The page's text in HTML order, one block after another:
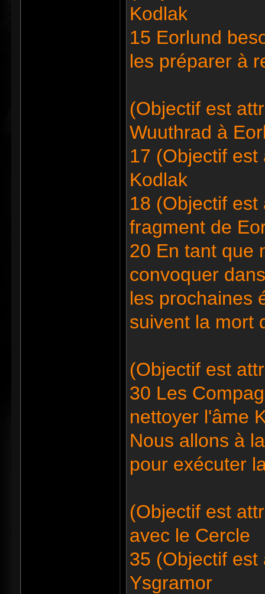
Kodlak
15 Eorlund
les préparer à
(Objectif est
Wuuthrad à
17 (Objectif
Kodlak
18 (Objectif
fragment de
20 En tant que
convoquer
les prochaines
suivent la mort
(Objectif est
30 Les
nettoyer l'âme
Nous allons à
pour exécuter
(Objectif est
avec le Cercle
35 (Objectif
Ysgramor